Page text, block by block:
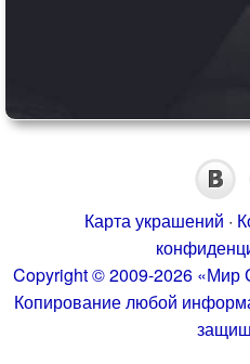
Карта украшений ·
Copyright © 2009-2026
Копирование любой